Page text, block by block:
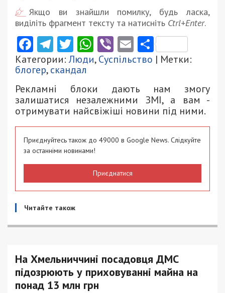
Якщо ви знайшли помилку, будь ласка,
виділіть фрагмент тексту та натисніть Ctrl+Enter.
Facebook
Telegram
Twitter
WhatsApp
ViberEmail
Категории:Люди,Суспільство | Метки:
блогер,скандал
Рекламні блоки дають нам змогу
залишатися незалежними ЗМІ, а вам -
отримувати найсвіжіші новини під ними.
Приєднуйтесь також до 49000 в Google News. Слідкуйте
за останніми новинами!
Приєднатися
Читайте також
На Хмельниччині посадовця ДМС
підозрюють у приховуванні майна на
понад 13 млн грн